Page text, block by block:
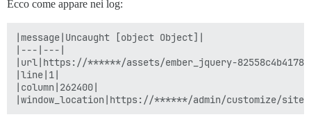
Ecco come appare nei log:
|message|Uncaught [object Object]|
|---|---|
|url|https://******/assets/ember_jquery-
|line|1|
|column|262400|